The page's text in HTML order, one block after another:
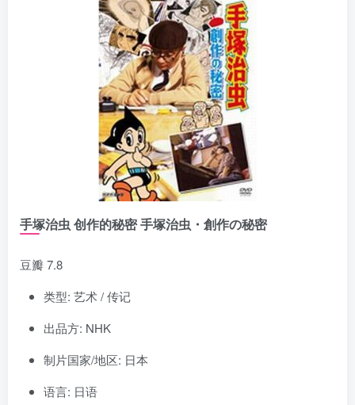
手塚治虫 创作的秘密 手塚治虫・創作の秘密
豆瓣 7.8
类型: 艺术 / 传记
出品方: NHK
制片国家/地区: 日本
语言: 日语